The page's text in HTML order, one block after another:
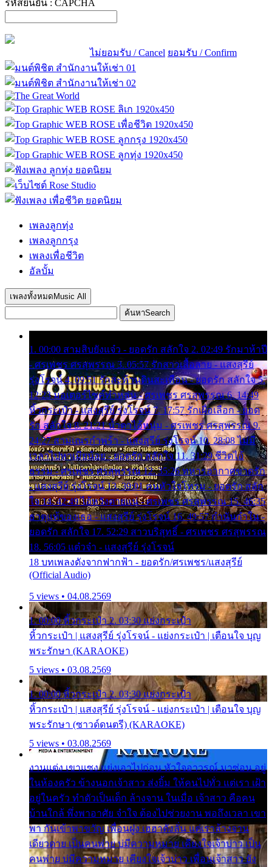
รหัสยืนยัน : CAPCHA
ไม่ยอมรับ / Cancel ยอมรับ / Confirm
เพลงลูกทุ่ง
เพลงลูกกรุง
เพลงเพื่อชีวิต
อัลบั้ม
เพลงทั้งหมด Music All
ค้นหาSearch
1. 00:00 สามสิบยังแจ๋ว - ยอดรัก สลักใจ 2. 02:49 รักมาห้าปี
- ศรเพชร ศรสุพรรณ 3. 05:57 รักสาวเสื้อลาย - แสงสุรีย์
รุ่งโรจน์ 4. 09:51 รักสะท้านดินสะเทือน - ยอดรัก สลักใจ 5.
12:23 มอเตอร์ไซค์ทำหล่น - ศรเพชร ศรสุพรรณ 6. 14:49
หิ้วกระเป๋า - แสงสุรีย์ รุ่งโรจน์ 7. 17:57 รักเผื่อเลือก - ยอด
รัก สลักใจ 8. 21:21 น้ำตาไอ้หนุ่ม - ศรเพชร ศรสุพรรณ 9.
24:27 สามเณรกำพร้า - แสงสุรีย์ รุ่งโรจน์ 10. 28:08 ไม่มี
เวลาไปหาเมียน้อย - ยอดรัก สลักใจ 11. 31:29 ชีวิตไอ้
ธรรม - ศรเพชร ศรสุพรรณ 12. 35:26 ทหารอากาศขาดรัก
- แสงสุรีย์ รุ่งโรจน์ 13. 39:01 คนหัวใจโทรม - ยอดรัก สลัก
ใจ 14. 42:49 ไอ้หวังตายแน่ - ศรเพชร ศรสุพรรณ 15. 46:35
ธาตุแท้ของเธอ - แสงสุรีย์ รุ่งโรจน์ 16. 49:57 กำนันกำใน -
ยอดรัก สลักใจ 17. 52:29 สาวบริสุทธิ์ - ศรเพชร ศรสุพรรณ
18. 56:05 แต๋วจ๋า - แสงสุรีย์ รุ่งโรจน์
18 บทเพลงดังจากฟากฟ้า - ยอดรัก/ศรเพชร/แสงสุรีย์
(Official Audio)
5 views • 04.08.2569
1. 00:00 หิ้วกระเป๋า 2. 03:30 แย่งกระเป๋า
หิ้วกระเป๋า | แสงสุรีย์ รุ่งโรจน์ - แย่งกระเป๋า | เตือนใจ บุญ
พระรักษา (KARAOKE)
5 views • 03.08.2569
1. 00:00 หิ้วกระเป๋า 2. 03:30 แย่งกระเป๋า
หิ้วกระเป๋า | แสงสุรีย์ รุ่งโรจน์ - แย่งกระเป๋า | เตือนใจ บุญ
พระรักษา (ซาวด์ดนตรี) (KARAOKE)
5 views • 03.08.2569
งานแต่ง เขาแซง แย่งเอาไปก่อน หัวใจอาวรณ์ มาซ่อน อยู่
ในห้องครัว ข้างนอกเจ้าสาว ส่งยิ้ม ให้คนไปทั่ว แต่เรา เฝ้า
อยู่ในครัว ทำตัวเป็นเด็ก ล้างจาน ในเมื่อ เจ้าสาว คือคน
บ้านใกล้ พึ่งพาอาศัย จำใจ ต้องไปช่วยงาน พอถึงเวลา เขา
พา กันเข้าพาขวัญ เพื่อนฝูง เฮฮาดังลั่น แต่เราล้างจาน
เดียวดาย เป็นคนพ่าย บ่มีความหมาย เคียงใจเจ้าบ่าว เป็น
คนพ่าย บ่มีความหมาย เคียงใจเจ้าบ่าว เพื่อนเจ้าสาว ยัง